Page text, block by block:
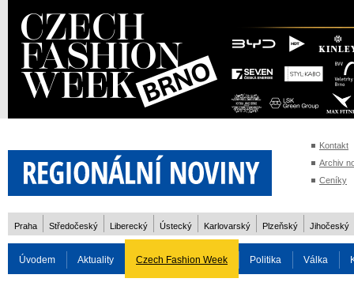
Kontakt
Archiv
Ceníky
Praha Středočeský Liberecký Ústecký Karlovarský Plzeňský Jihočeský
Úvodem Aktuality Czech Fashion Week Politika Válka